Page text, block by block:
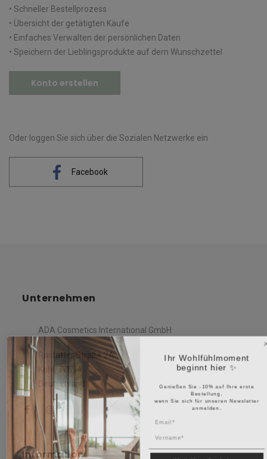
• Schneller Bestellprozess
• Übersicht der getätigten Käufe
• Einfaches Verwalten der persönlichen Daten
• Speichern der Lieblingsprodukte auf dem Wunschzettel
Konto erstellen
Oder loggen Sie sich über die Sozialen Netzwerke ein
Facebook
Unternehmen
ADA Cosmetics International GmbH
Rastatter Straße 2A
Kehl, 77694
Deutschland
Information
Ihr Wohlfühlmoment
beginnt hier ✨
Bestellung,
wenn Sie sich für unseren Newsletter
anmelden.
Mein Vorteil erhalten